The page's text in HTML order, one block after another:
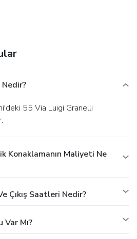
Konaklamanın Maliyeti Ne
Çıkış Saatleri Nedir?
Mı?